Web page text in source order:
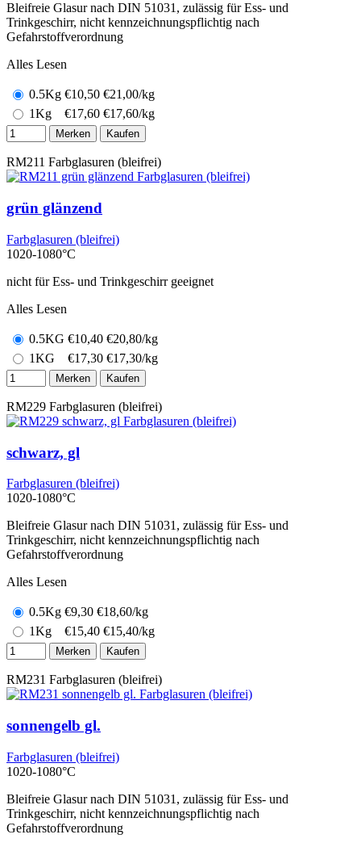
Bleifreie Glasur nach DIN 51031, zulässig für Ess- und
Trinkgeschirr, nicht kennzeichnungspflichtig nach
Gefahrstoffverordnung
Alles Lesen
0.5Kg €10,50 €21,00/kg
1Kg
€17,60 €17,60/kg
Merken Kaufen
RM211 Farbglasuren (bleifrei)
grün glänzend
Farbglasuren (bleifrei)
1020-1080°C
nicht für Ess- und Trinkgeschirr geeignet
Alles Lesen
0.5KG €10,40 €20,80/kg
1KG
€17,30 €17,30/kg
Merken Kaufen
RM229 Farbglasuren (bleifrei)
schwarz, gl
Farbglasuren (bleifrei)
1020-1080°C
Bleifreie Glasur nach DIN 51031, zulässig für Ess- und
Trinkgeschirr, nicht kennzeichnungspflichtig nach
Gefahrstoffverordnung
Alles Lesen
0.5Kg €9,30 €18,60/kg
1Kg
€15,40 €15,40/kg
Merken Kaufen
RM231 Farbglasuren (bleifrei)
sonnengelb gl.
Farbglasuren (bleifrei)
1020-1080°C
Bleifreie Glasur nach DIN 51031, zulässig für Ess- und
Trinkgeschirr, nicht kennzeichnungspflichtig nach
Gefahrstoffverordnung